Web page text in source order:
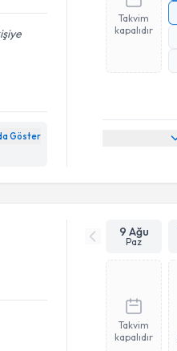
Göster
Takvim
kapalıdır
9 Ağu
Paz
Takvim
kapalıdır